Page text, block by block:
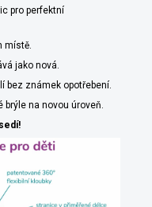
pro perfektní
místě.
jako nová.
bez známek opotřebení.
brýle na novou úroveň.